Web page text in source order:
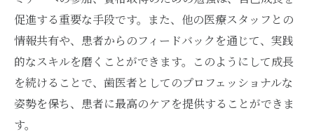
促進する重要な手段です。また、他の医療スタッフとの
情報共有や、患者からのフィードバックを通じて、実践
的なスキルを磨くことができます。このようにして成長
を続けることで、歯医者としてのプロフェッショナルな
姿勢を保ち、患者に最高のケアを提供することができま
す。